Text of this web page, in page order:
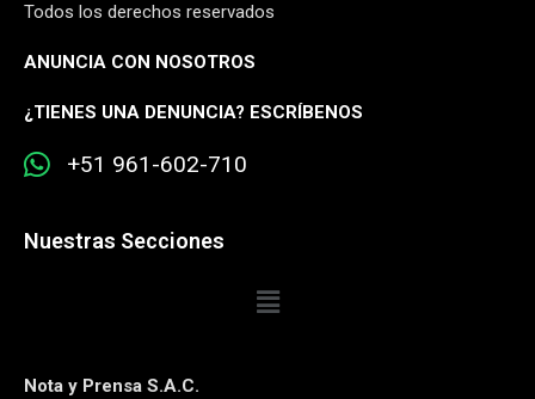
Todos los derechos reservados
ANUNCIA CON NOSOTROS
¿TIENES UNA DENUNCIA? ESCRÍBENOS
+51 961-602-710
Nuestras Secciones
Nota y Prensa S.A.C.